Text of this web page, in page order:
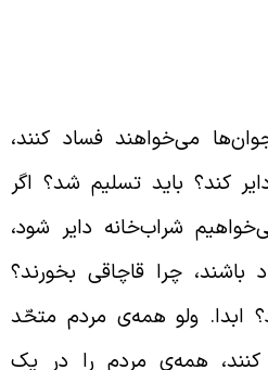
می‌خواهند فساد کنند،
کند؟ باید تسلیم شد؟ اگر
شراب‌خانه دایر شود،
باشند، چرا قاچاقی بخورند؟
ولو همه‌ی مردم متحّد
همه‌ی مردم را در یک